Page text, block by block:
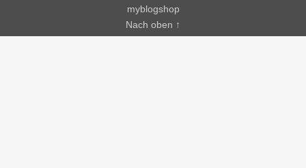
myblogshop
Nach oben ↑